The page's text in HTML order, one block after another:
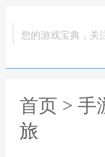
您的游戏宝典，关
首页 > 手
旅